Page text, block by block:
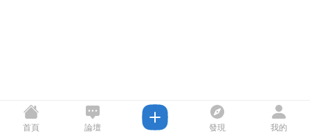
首頁 論壇 發現 我的